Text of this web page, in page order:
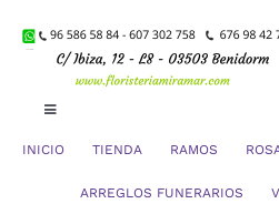
Toggle
INICIO TIENDA RAMOS
ARREGLOS FUNERARIOS